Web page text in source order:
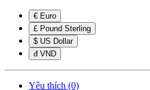
€ Euro
£ Pound Sterling
$ US Dollar
đ VND
Yêu thích (0)